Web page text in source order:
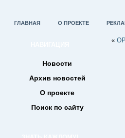
ГЛАВНАЯ О ПРОЕКТЕ
Новости
Архив новостей
О проекте
Поиск по сайту
«